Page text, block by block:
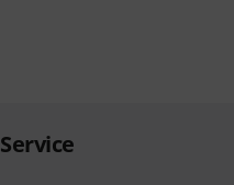
Service